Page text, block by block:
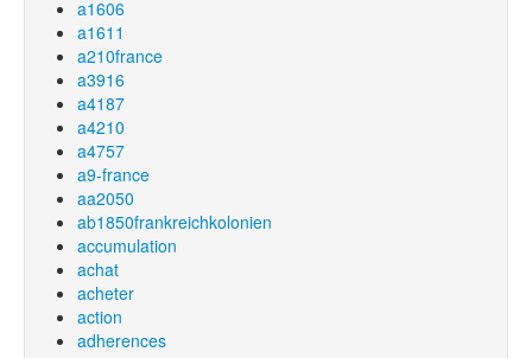
a1606
a1611
a210france
a3916
a4187
a4210
a4757
a9-france
aa2050
ab1850frankreichkolonien
accumulation
achat
acheter
action
adherences